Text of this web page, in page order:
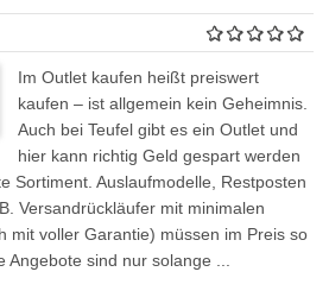
Im Outlet kaufen heißt preiswert
kaufen – ist allgemein kein Geheimnis.
Auch bei Teufel gibt es ein Outlet und
hier kann richtig Geld gespart werden
Sortiment. Auslaufmodelle, Restposten
Versandrückläufer mit minimalen
mit voller Garantie) müssen im Preis so
sind nur solange ...